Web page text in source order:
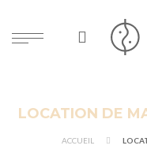
LOCATION DE
ACCUEIL